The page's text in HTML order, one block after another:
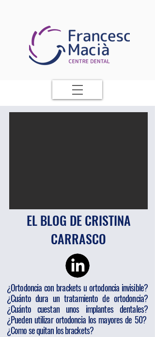
EL BLOG DE CRISTINA
CARRASCO
¿Ortodoncia con brackets u ortodoncia invisible?
¿Cuánto dura un tratamiento de ortodoncia?
¿Cuánto cuestan unos implantes dentales?
¿Pueden utilizar ortodoncia los mayores de 50?
¿Como se quitan los brackets?